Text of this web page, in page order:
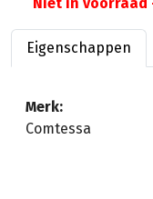
Eigenschappen
Merk:
Comtessa